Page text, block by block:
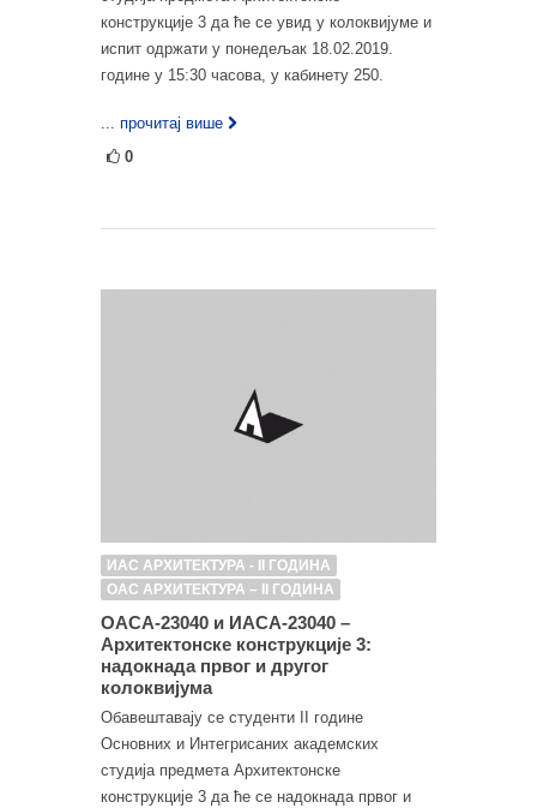
конструкције 3 да ће се увид у колоквијуме и
испит одржати у понедељак 18.02.2019.
године у 15:30 часова, у кабинету 250.
... прочитај више
0
ИАС АРХИТЕКТУРА - II ГОДИНА
ОАС АРХИТЕКТУРА – II ГОДИНА
ОАСА-23040 и ИАСА-23040 –
Архитектонске конструкције 3:
надокнада првог и другог
колоквијума
Обавештавају се студенти II године
Основних и Интегрисаних академских
студија предмета Архитектонске
конструкције 3 да ће се надокнада првог и